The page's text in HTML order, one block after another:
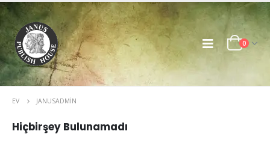
0
EV JANUSADMIN
Hiçbirşey Bulunamadı